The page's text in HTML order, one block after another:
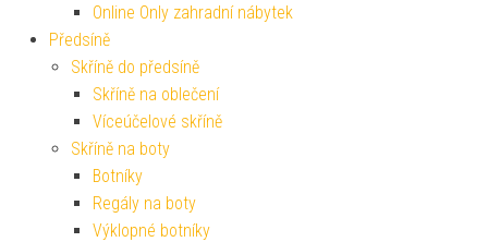
Online Only zahradní nábytek
Předsíně
Skříně do předsíně
Skříně na oblečení
Víceúčelové skříně
Skříně na boty
Botníky
Regály na boty
Výklopné botníky